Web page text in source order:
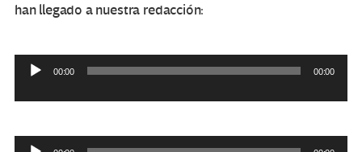
han llegado a nuestra redacción:
Reproductor
de
00:00 00:00